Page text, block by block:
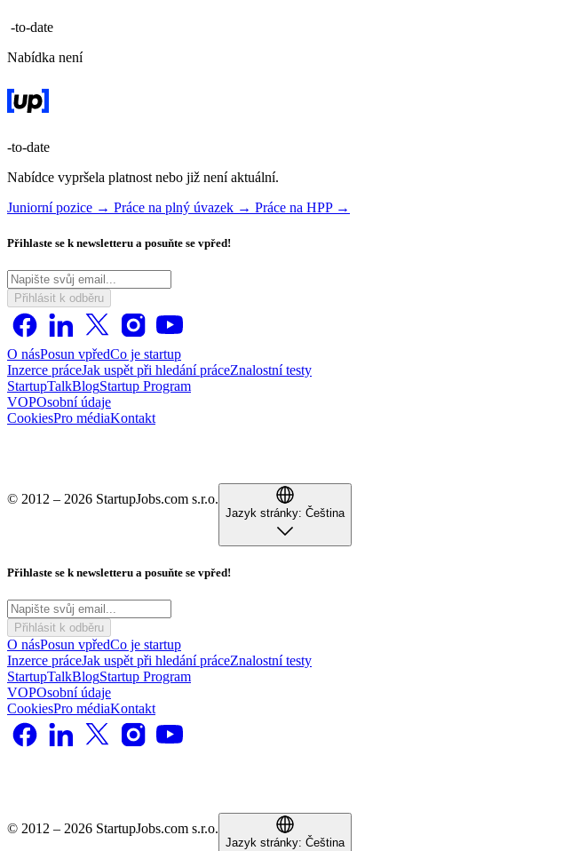
-to-date
Nabídka není
-to-date
Nabídce vypršela platnost nebo již není aktuální.
Juniorní pozice → Práce na plný úvazek → Práce na HPP →
Přihlaste se k newsletteru a posuňte se vpřed!
Přihlásit k odběru
O násPosun vpředCo je startup
Inzerce práceJak uspět při hledání práceZnalostní testy
StartupTalkBlogStartup Program
VOPOsobní údaje
CookiesPro médiaKontakt
© 2012 – 2026 StartupJobs.com s.r.o.
Jazyk stránky: Čeština
Přihlaste se k newsletteru a posuňte se vpřed!
Přihlásit k odběru
O násPosun vpředCo je startup
Inzerce práceJak uspět při hledání práceZnalostní testy
StartupTalkBlogStartup Program
VOPOsobní údaje
CookiesPro médiaKontakt
© 2012 – 2026 StartupJobs.com s.r.o.
Jazyk stránky: Čeština